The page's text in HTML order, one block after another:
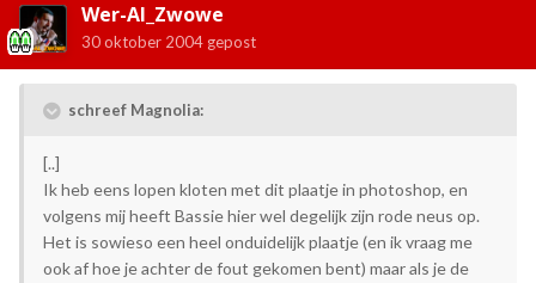
Wer-Al_Zwowe
30 oktober 2004 gepost
schreef Magnolia:
[..]
Ik heb eens lopen kloten met dit plaatje in photoshop, en
volgens mij heeft Bassie hier wel degelijk zijn rode neus op.
Het is sowieso een heel onduidelijk plaatje (en ik vraag me
ook af hoe je achter de fout gekomen bent) maar als je de